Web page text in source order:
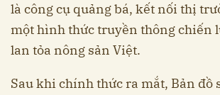
là công cụ quảng bá, kết nối thị
một hình thức truyền thông chiến
lan tỏa nông sản Việt.
Sau khi chính thức ra mắt, Bản đồ